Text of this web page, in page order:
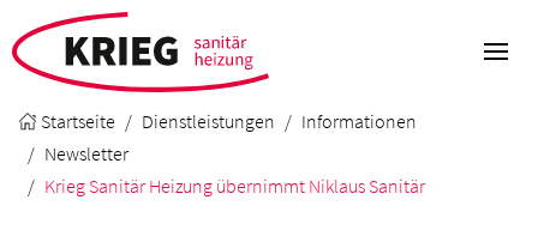
Startseite Dienstleistungen
Informationen
Newsletter
Krieg Sanitär Heizung übernimmt Niklaus Sanitär